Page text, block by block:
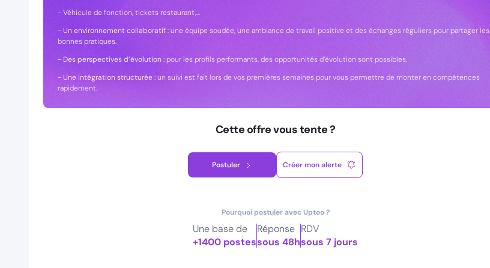
- Véhicule de fonction, tickets restaurant,...
- Un environnement collaboratif: une équipe soudée, une ambiance de travail positive et des échanges réguliers pour partager les
bonnes pratiques.
- Des perspectives d’évolution: pour les profils performants, des opportunités d’évolution sont possibles.
- Une intégration structurée: un suivi est fait lors de vos premières semaines pour vous permettre de monter en compétences
rapidement.
Cette offre vous tente ?
Postuler Créer mon alerte
Pourquoi postuler avec Uptoo ?
Une base de
+1400 postes
Réponse
sous 48h
RDV
sous 7 jours